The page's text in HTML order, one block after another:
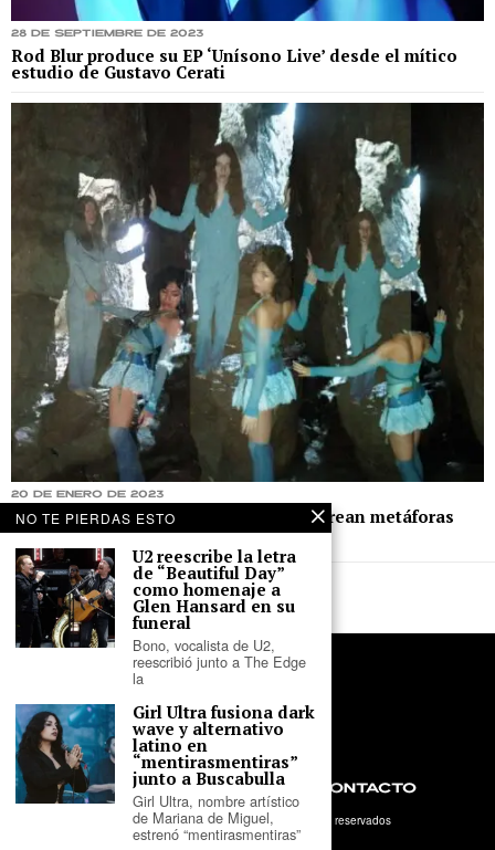
28 de septiembre de 2023
Rod Blur produce su EP ‘Unísono Live’ desde el mítico
estudio de Gustavo Cerati
20 de enero de 2023
Colectivo Waykicha y Karina Castillo crean metáforas
sonoras en «Veremos el río»
NOSOTROS PRIVACIDAD CONTACTO
2026- Tercer Parlante. Todos los derechos reservados
NO TE PIERDAS ESTO
U2 reescribe la letra
de “Beautiful Day”
como homenaje a
Glen Hansard en su
funeral
Bono, vocalista de U2,
reescribió junto a The Edge
la
Girl Ultra fusiona dark
wave y alternativo
latino en
“mentirasmentiras”
junto a Buscabulla
Girl Ultra, nombre artístico
de Mariana de Miguel,
estrenó “mentirasmentiras”